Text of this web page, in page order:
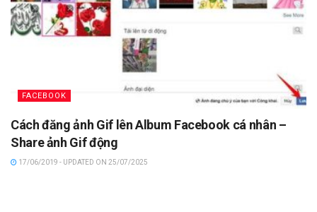
FACEBOOK
Cách đăng ảnh Gif lên Album Facebook cá nhân –
Share ảnh Gif động
17/06/2019 - UPDATED ON 25/07/2025